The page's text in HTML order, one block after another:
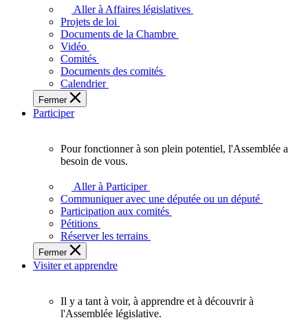
adopte
touchent
des
Ontariennes
et
Aller à Affaires législatives
Projets de loi
Documents de la Chambre
Vidéo
Comités
Documents des comités
Calendrier
Fermer
Participer
plein
potentiel,
l'Assemblée
a
besoin
de
Pour fonctionner à son plein potentiel, l'Assemblée a
besoin de vous.
Aller à Participer
Communiquer avec une députée ou un député
Participation aux comités
Pétitions
Réserver les terrains
Fermer
Visiter et apprendre
Il y a tant à voir, à apprendre et à découvrir à
l'Assemblée législative.